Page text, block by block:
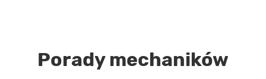
Porady mechaników